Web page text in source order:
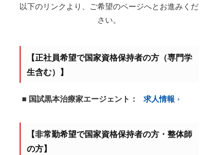
以下のリンクより、ご希望のページへとお進みくだ
さい。
【正社員希望で国家資格保持者の方（専門学
生含む）】
■ 国試黒本治療家エージェント： 求人情報
【非常勤希望で国家資格保持者の方・整体師
の方】